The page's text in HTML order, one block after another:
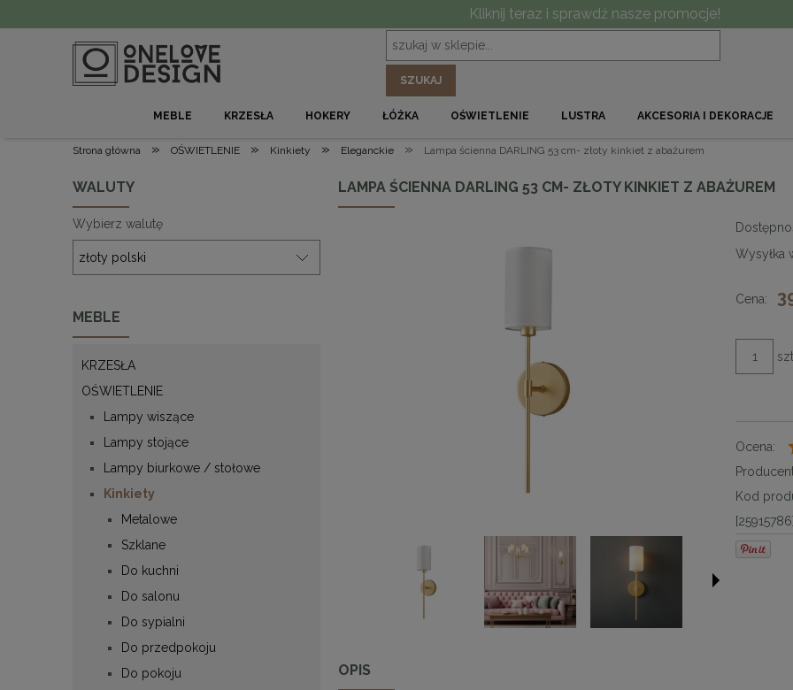
Kliknij teraz i sprawdź nasze promocje!
SZUKAJ
MEBLE KRZESŁA HOKERY ŁÓŻKA OŚWIETLENIE LUSTRA AKCESORIA I DEKORACJE
Strona główna » OŚWIETLENIE » Kinkiety » Eleganckie » Lampa ścienna DARLING 53 cm- złoty kinkiet z abażurem
WALUTY
Wybierz walutę
MEBLE
KRZESŁA
OŚWIETLENIE
Lampy wiszące
Lampy stojące
Lampy biurkowe / stołowe
Kinkiety
Metalowe
Szklane
Do kuchni
Do salonu
Do sypialni
Do przedpokoju
Do pokoju
LAMPA ŚCIENNA DARLING 53 CM- ZŁOTY KINKIET Z ABAŻUREM
Wysyłka
Cena:
Ocena:
Kod
[25915786]
OPIS